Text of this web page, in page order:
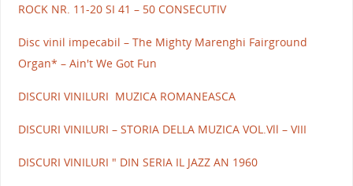
ROCK NR. 11-20 SI 41 – 50 CONSECUTIV
Disc vinil impecabil – The Mighty Marenghi Fairground
Organ* – Ain't We Got Fun
DISCURI VINILURI MUZICA ROMANEASCA
DISCURI VINILURI – STORIA DELLA MUZICA VOL.Vll – VIII
DISCURI VINILURI " DIN SERIA IL JAZZ AN 1960